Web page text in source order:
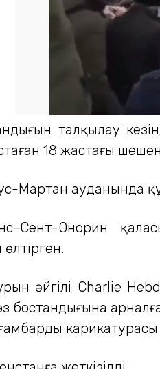
талқылау
18 жастағы
Мартан ауданында
Сент-Онорин
әйгілі Charlie
бостандығына